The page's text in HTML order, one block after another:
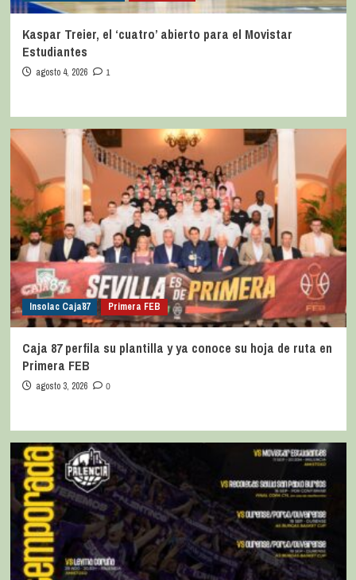
Kaspar Treier, el ‘cuatro’ abierto para el Movistar
Estudiantes
agosto 4, 2026 1
Insolac Caja´87 Primera FEB
Caja 87 perfila su plantilla y ya conoce su hoja de ruta en
Primera FEB
agosto 3, 2026 0